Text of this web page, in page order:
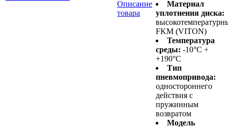
Описание
товара
Материал
уплотнения диска:
FKM (VITON)
Температура
среды: -10°C ÷
+190°C
Тип
пневмопривода:
одностороннего
действия с
пружинным
возвратом
Модель